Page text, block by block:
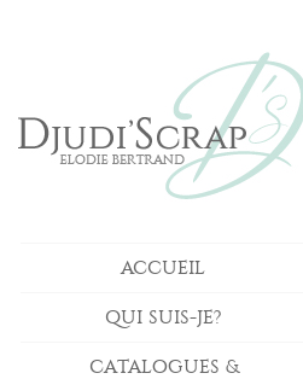
ACCUEIL
QUI SUIS-JE?
CATALOGUES &